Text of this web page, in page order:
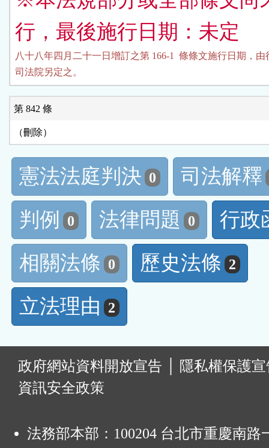
行，最後施行日期：未定
八十八年四月二十一日增訂之第 166-1  條條文施行日期，由
司法院另定之。
第 842 條
（刪除）
憲法法庭判決 0
司法解釋
判例
0 法律問題 0
行政
相關法條 0 歷史法條 2
立法理由 2
政府網站資料開放宣告
隱私權保護
資訊安全政策
法務部本部：100204 台北市重慶南路